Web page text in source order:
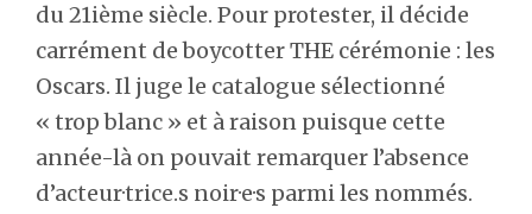
du 21ième siècle. Pour protester, il décide
carrément de boycotter THE cérémonie : les
Oscars. Il juge le catalogue sélectionné
« trop blanc » et à raison puisque cette
année-là on pouvait remarquer l’absence
d’acteur·trice.s noir·e·s parmi les nommés.